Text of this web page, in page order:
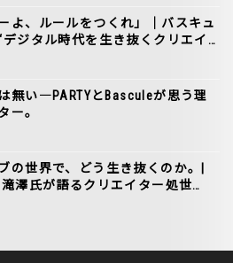
よ、ルールをつくれ」｜バスキュ
デジタル時代を生き抜くクリエイ
無い―PARTYとBasculeが思う理
ー。
の世界で、どう生き抜くのか。|
澤氏が語るクリエイター処世